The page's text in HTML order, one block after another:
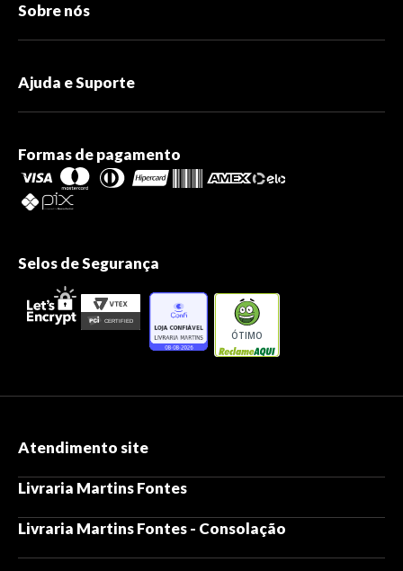
Sobre nós
Ajuda e Suporte
Formas de pagamento
Selos de Segurança
ÓTIMO
Atendimento site
Livraria Martins Fontes
Livraria Martins Fontes - Consolação